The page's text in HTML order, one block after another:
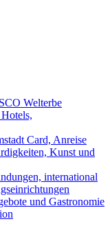
Welterbe
Card, Anreise
Kunst und
international
und Gastronomie